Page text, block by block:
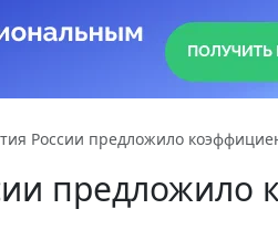
России предложило
предложило